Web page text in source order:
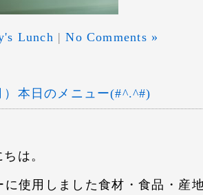
Lunch |No Comments »
）本日のメニュー(#^.^#)
は。
に使用しました食材・食品・産